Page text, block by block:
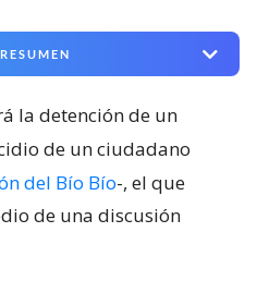
la detención de un
de un ciudadano
del Bío Bío-, el que
de una discusión